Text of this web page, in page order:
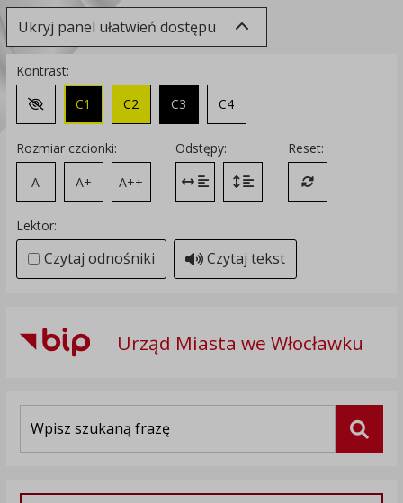
Ukryj panel ułatwień dostępu
Kontrast:
Zmień kontrast na domyślny
C1 C2 C3 C4
Rozmiar czcionki:
A
A+ A++
Odstępy:
Zmień odstęp między literami
Zmień interlinię i margines
Reset:
Przywróć
Lektor:
Czytaj odnośniki Czytaj tekst
Urząd Miasta we Włocławku